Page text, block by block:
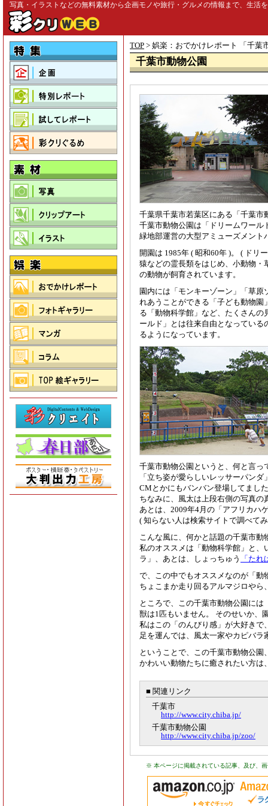
写真・イラストなどの無料素材から企画モノや旅行・グルメの情報まで、生活
TOP > 娯楽：おでかけレポート 「 千葉
千葉市動物公園
千葉県千葉市若葉区にある「千葉市
千葉市動物公園は「ドリームワー
緑地部運営の大型アミューズメント
開園は 1985年 ( 昭和60年 )。 ( ドリ
猿などの霊長類をはじめ、小動物・
の動物が飼育されています。
園内には「モンキーゾーン」「草
れあうことができる「子ども動物
る「動物科学館」など、たくさん
ールド」とは往来自由となってい
るようになっています。
千葉市動物公園というと、何と言
「立ち姿が愛らしいレッサーパン
CMとかにもバンバン登場してまし
ちなみに、風太は上段右側の写真
あとは、2009年4月の「アフリカハ
( 知らない人は検索サイトで調べて
こんな風に、何かと話題の千葉市動
私のオススメは「動物科学館」と
ラ」、あとは、しょっちゅう
「た
で、この中でもオススメなのが「
ちょこまか走り回るアルマジロや
ところで、この千葉市動物公園に
獣は1匹もいません。 そのせいか、
私はこの「のんびり感」が大好き
足を運んでは、風太一家やカピバ
ということで、この千葉市動物公
かわいい動物たちに癒されたい方は
■ 関連リンク
千葉市
http://www.city.chiba.jp/
千葉市動物公園
http://www.city.chiba.jp/zoo/
※ 本ページに掲載されている記事、及び、